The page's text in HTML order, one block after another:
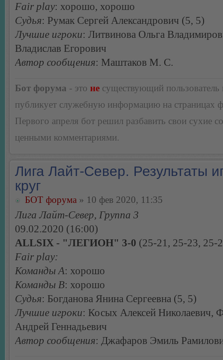
Fair play: хорошо, хорошо
Судья: Румак Сергей Александрович (5, 5)
Лучшие игроки: Литвинова Ольга
Владислав Егорович
Автор сообщения: Маштаков М. С.
Бот форума - это не существующий пользователь
публикует служебную информацию на страницах
Первого апреля бот решил разбавить свои сухие
ценными комментариями.
Лига Лайт-Север. Результаты
круг
БОТ форума » 10 фев 2020, 11:35
Лига Лайт-Север, Группа 3
09.02.2020 (16:00)
ALLSIX - "ЛЕГИОН" 3-0 (25-21, 25-23, 25-
Fair play:
Команды А: хорошо
Команды В: хорошо
Судья: Богданова Янина Сергеевна (5, 5)
Лучшие игроки: Косых Алексей Николаевич,
Андрей Геннадьевич
Автор сообщения: Джафаров Эмиль